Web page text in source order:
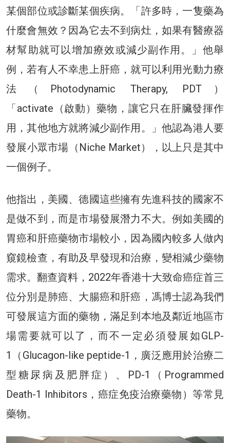
某個部位或診斷某個疾病。「許多時，一隻藥為
什麼會無效？因為它去不到病灶，如果有醫療器
材幫助就可以增加療效或減少副作用。」他舉
例，若有人不幸患上肝癌，就可以利用光動力療
法（Photodynamic Therapy, PDT）
「activate（啟動）藥物，讓它只在肝臟發揮作
用，其他地方就將減少副作用。」他認為港人要
發展小眾市場（Niche Market），以上只是其中
一個例子。
他指出，美國、德國這些擁有先進科技的國家不
是做不到，而是市場發展潛力不大。例如美國的
胃癌和肝癌藥物市場較小，因為國內較多人做內
窺鏡檢查，有助及早發現和治療，變相減少藥物
需求。翻查資料，2022年香港十大致命癌症首三
位分別是肺癌、大腸癌和肝癌，馮博士認為我們
可發展這方面的藥物，滿足到本地及鄰近地區市
場需要就可以了，而不一定必須發展如GLP-
1（Glucagon-like peptide-1，廣泛應用於治療二
型糖尿病及肥胖症）、PD-1（Programmed
Death-1 Inhibitors，癌症免疫治療藥物）等常見
藥物。